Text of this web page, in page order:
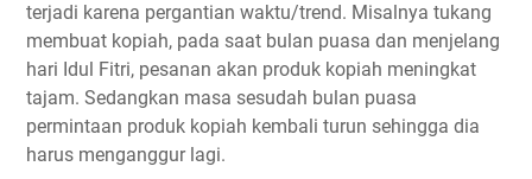
terjadi karena pergantian waktu/trend. Misalnya tukang
membuat kopiah, pada saat bulan puasa dan menjelang
hari Idul Fitri, pesanan akan produk kopiah meningkat
tajam. Sedangkan masa sesudah bulan puasa
permintaan produk kopiah kembali turun sehingga dia
harus menganggur lagi.